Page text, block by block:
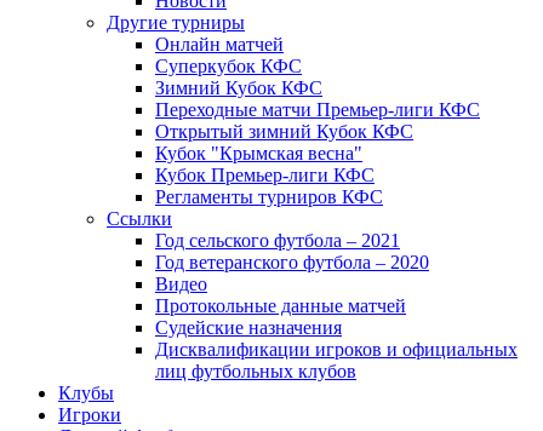
Другие турниры
Онлайн матчей
Суперкубок КФС
Зимний Кубок КФС
Переходные матчи Премьер-лиги КФС
Открытый зимний Кубок КФС
Кубок "Крымская весна"
Кубок Премьер-лиги КФС
Регламенты турниров КФС
Ссылки
Год сельского футбола – 2021
Год ветеранского футбола – 2020
Видео
Протокольные данные матчей
Судейские назначения
Дисквалификации игроков и официальных
лиц футбольных клубов
Клубы
Игроки